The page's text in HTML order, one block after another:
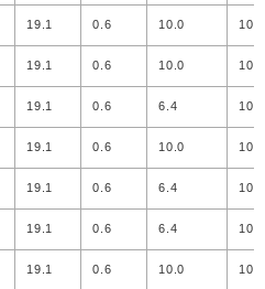
19.1 0.6 10.0 100
19.1 0.6 10.0 100
19.1 0.6 6.4 100
19.1 0.6 10.0 100
19.1 0.6 6.4 100
19.1 0.6 6.4 100
19.1 0.6 10.0 100